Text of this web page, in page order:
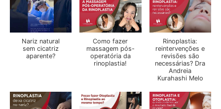
Nariz natural
sem cicatriz
aparente?
Como fazer
massagem pós-
operatória da
rinoplastia!
Rinoplastia:
reintervenções e
revisões são
necessárias? Dra
Andreia
Kurahashi Melo